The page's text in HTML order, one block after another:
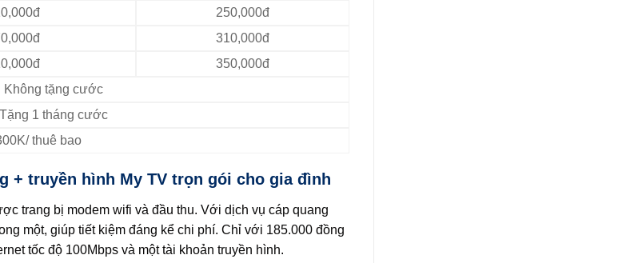
250,000đ
310,000đ
350,000đ
Không tặng cước
Tặng 1 tháng cước
thuê bao
+ truyền hình My TV trọn gói cho gia đình
trang bị modem wifi và đầu thu. Với dịch vụ cáp quang
một, giúp tiết kiệm đáng kể chi phí. Chỉ với 185.000 đồng
tốc độ 100Mbps và một tài khoản truyền hình.